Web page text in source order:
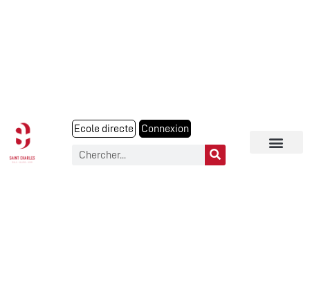
Ecole directe Connexion